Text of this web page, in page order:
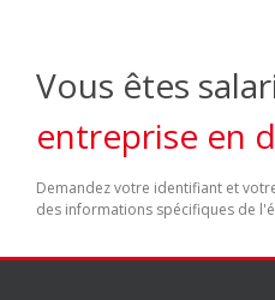
Vous êtes
entreprise en
Demandez votre identifiant et
des informations spécifiques de